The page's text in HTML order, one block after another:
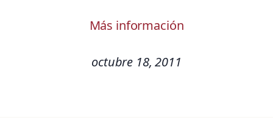
Más información
octubre 18, 2011